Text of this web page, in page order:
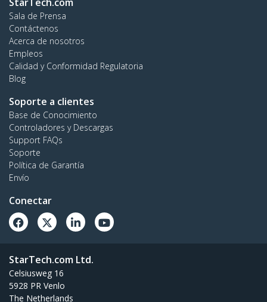
Sala de Prensa
Contáctenos
Acerca de nosotros
Empleos
Calidad y Conformidad Regulatoria
Blog
Soporte a clientes
Base de Conocimiento
Controladores y Descargas
Support FAQs
Soporte
Política de Garantía
Envío
Conectar
StarTech.com Ltd.
Celsiusweg 16
5928 PR Venlo
The Netherlands